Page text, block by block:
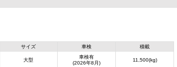
サイズ
大型
車検
車検有
(2026年8月)
積載
11,500(kg)